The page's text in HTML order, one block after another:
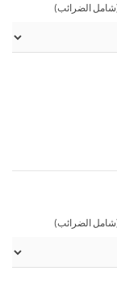
الضرائب)
الضرائب)